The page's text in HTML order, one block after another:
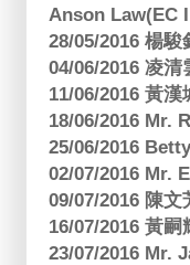
Anson Law(EC
28/05/2016 楊
04/06/2016 凌
11/06/2016 黃
18/06/2016 Mr.
25/06/2016
02/07/2016 Mr.
09/07/2016 陳
16/07/2016 黃
23/07/2016 Mr.